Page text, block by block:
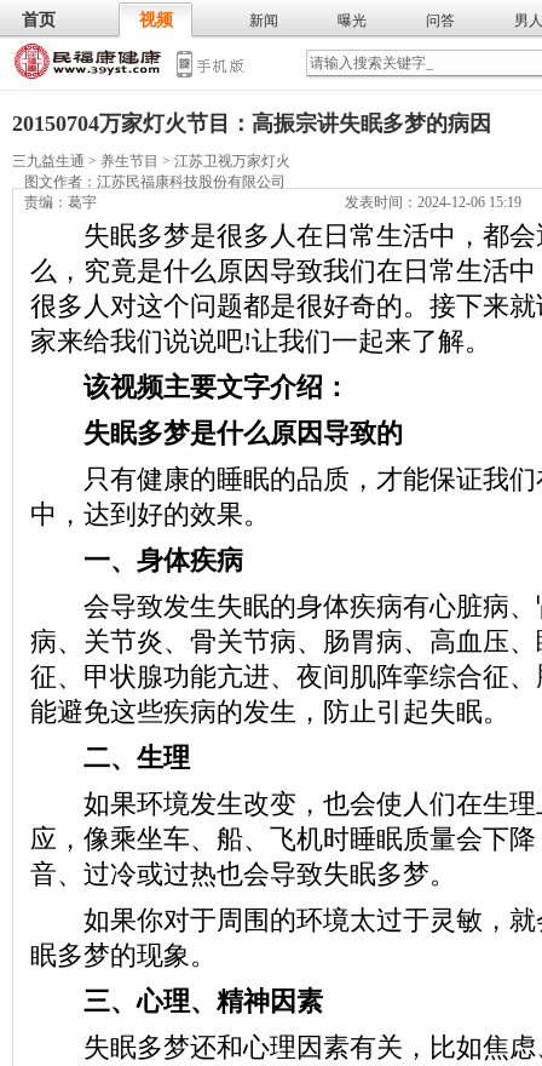
首页 视频 新闻 曝光 问答 男人
武术 气功 膳食 食谱 营养
20150704万家灯火节目：高振宗讲失眠多梦的病因
三九益生通 > 养生节目 > 江苏卫视万家灯火
图文作者： 江苏民福康科技股份有限公司
责编：葛宇
发表时间：2024-12-06 15:19
失眠多梦是很多人在日常生活中，都会
么，究竟是什么原因导致我们在日常生活
很多人对这个问题都是很好奇的。接下来
家来给我们说说吧!让我们一起来了解。
该视频主要文字介绍：
失眠多梦是什么原因导致的
只有健康的睡眠的品质，才能保证我们
中，达到好的效果。
一、身体疾病
会导致发生失眠的身体疾病有心脏病、
病、关节炎、骨关节病、肠胃病、高血压
征、甲状腺功能亢进、夜间肌阵挛综合征
能避免这些疾病的发生，防止引起失眠。
二、生理
如果环境发生改变，也会使人们在生理
应，像乘坐车、船、飞机时睡眠质量会下
音、过冷或过热也会导致失眠多梦。
如果你对于周围的环境太过于灵敏，就
眠多梦的现象。
三、心理、精神因素
失眠多梦还和心理因素有关，比如焦虑